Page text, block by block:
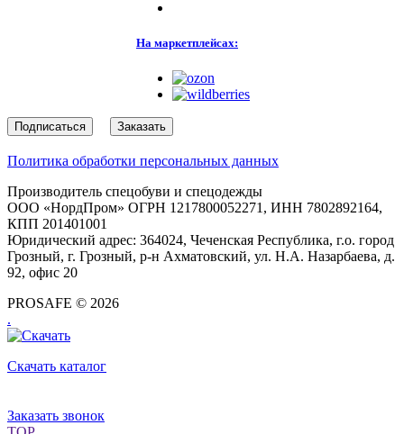
На маркетплейсах:
Подписаться Заказать
Политика обработки персональных данных
Производитель спецобуви и спецодежды
ООО «НордПром» ОГРН 1217800052271, ИНН 7802892164,
КПП 201401001
Юридический адрес: 364024, Чеченская Республика, г.о. город
Грозный, г. Грозный, р-н Ахматовский, ул. Н.А. Назарбаева, д.
92, офис 20
PROSAFE © 2026
.
Скачать каталог
Заказать звонок